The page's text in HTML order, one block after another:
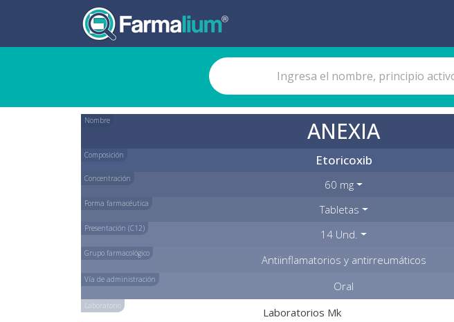
Nombre ANEXIA
Composición Etoricoxib
Concentración 60 mg
Forma farmacéutica Tabletas
Presentación (C12) 14 Und.
Grupo farmacológico Antiinflamatorios y antirreumáticos
Vía de administración Oral
Laboratorio Laboratorios Mk